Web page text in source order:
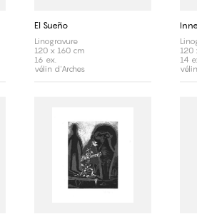
El Sueño
Linogravure
120 x 160 cm
16 ex.
vélin d'Arches
120
14